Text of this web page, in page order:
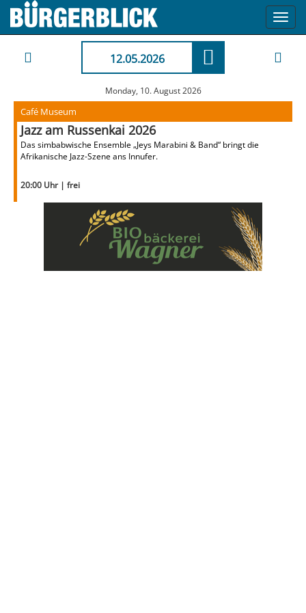
12.05.2026
Monday, 10. August 2026
Café Museum
Jazz am Russenkai 2026
Das simbabwische Ensemble „Jeys Marabini & Band“ bringt die
Afrikanische Jazz-Szene ans Innufer.
20:00 Uhr | frei